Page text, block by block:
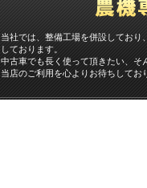
当社では、整備工場を併設してお
しております。
中古車でも長く使って頂きたい、そ
当店のご利用を心よりお待ちしてお